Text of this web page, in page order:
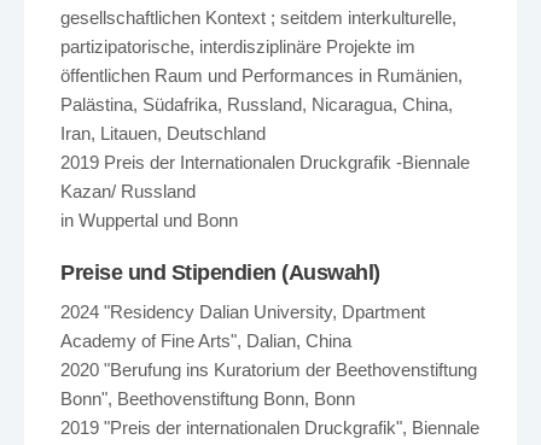
gesellschaftlichen Kontext ; seitdem interkulturelle,
partizipatorische, interdisziplinäre Projekte im
öffentlichen Raum und Performances in Rumänien,
Palästina, Südafrika, Russland, Nicaragua, China,
Iran, Litauen, Deutschland
2019 Preis der Internationalen Druckgrafik -Biennale
Kazan/ Russland
in Wuppertal und Bonn
Preise und Stipendien (Auswahl)
2024 "Residency Dalian University, Dpartment
Academy of Fine Arts", Dalian, China
2020 "Berufung ins Kuratorium der Beethovenstiftung
Bonn", Beethovenstiftung Bonn, Bonn
2019 "Preis der internationalen Druckgrafik", Biennale